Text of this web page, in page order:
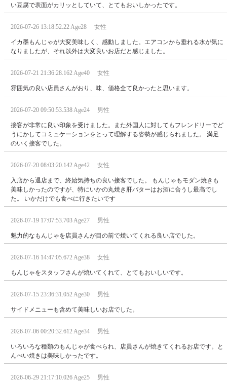
い豆腐で表面がカリッとしていて、とてもおいしかったです。
2026-07-26 13:18:52.22 Age28 女性
イカ墨もんじゃが大変美味しく、感動しました。エアコンから垂れる水が気に
なりましたが、それ以外は大変良いお店だと感じました。
2026-07-21 21:36:28.162 Age40 女性
雰囲気の良い店員さんがおり、味、価格全て良かったと思います。
2026-07-20 09:50:53.538 Age24 男性
接客が非常に良い印象を受けました。また外国人に対してもフレンドリーでど
うにかしてコミュケーションをとって理解する姿勢が感じられました。 満足
のいく接客でした。
2026-07-20 08:03:20.142 Age42 女性
入店から退店まで、終始気持ちの良い接客でした。 もんじゃもモダン焼きも
美味しかったのですが、特にいかの丸焼き肝バターはお酒に合うし最高でし
た。 いかだけでも食べに行きたいです
2026-07-19 17:07:53.703 Age27 男性
魅力的なもんじゃを店員さんが目の前で焼いてくれる良い店でした。
2026-07-16 14:47:05.672 Age38 女性
もんじゃをスタッフさんが焼いてくれて、とてもおいしいです。
2026-07-15 23:36:31.052 Age30 男性
サイドメニューも含めて美味しいお店でした。
2026-07-06 00:20:32.612 Age34 男性
いろいろな種類のもんじゃが食べられ、店員さんが焼きてくれるお店です。と
んぺい焼きは美味しかったです。
2026-06-29 21:17:10.026 Age25 男性